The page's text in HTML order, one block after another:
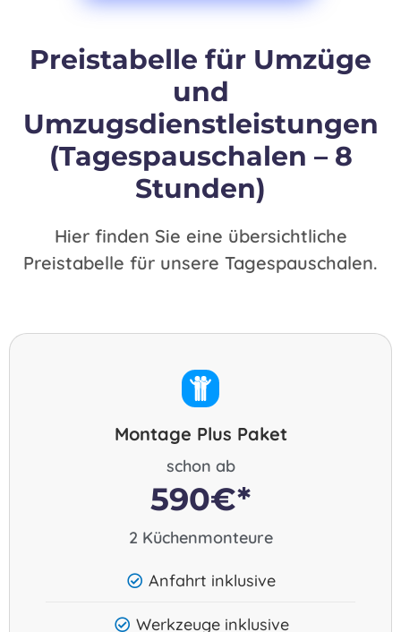
Preistabelle für Umzüge
und
Umzugsdienstleistungen
(Tagespauschalen – 8
Stunden)
Hier finden Sie eine übersichtliche
Preistabelle für unsere Tagespauschalen.
Montage Plus Paket
schon ab
590€*
2 Küchenmonteure
Anfahrt inklusive
Werkzeuge inklusive